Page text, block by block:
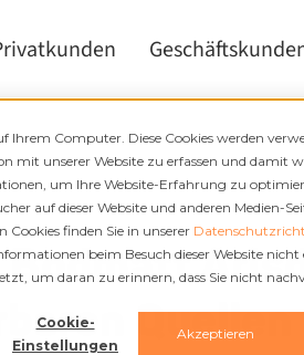
Ihrem Computer. Diese Cookies werden
mit unserer Website zu erfassen und damit
um Ihre Website-Erfahrung zu
auf dieser Website und anderen Medien-
Cookies finden Sie in unserer
beim Besuch dieser Website nicht
um daran zu erinnern, dass Sie nicht
Cookie-
Einstellungen
Akzeptieren
Bodmatt
Quellen